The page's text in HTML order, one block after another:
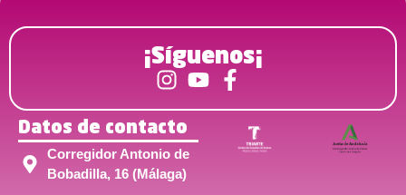
¡Síguenos¡
Datos de contacto
Corregidor Antonio de
Bobadilla, 16 (Málaga)